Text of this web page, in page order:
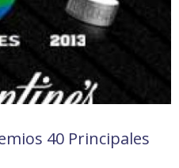
40 Principales